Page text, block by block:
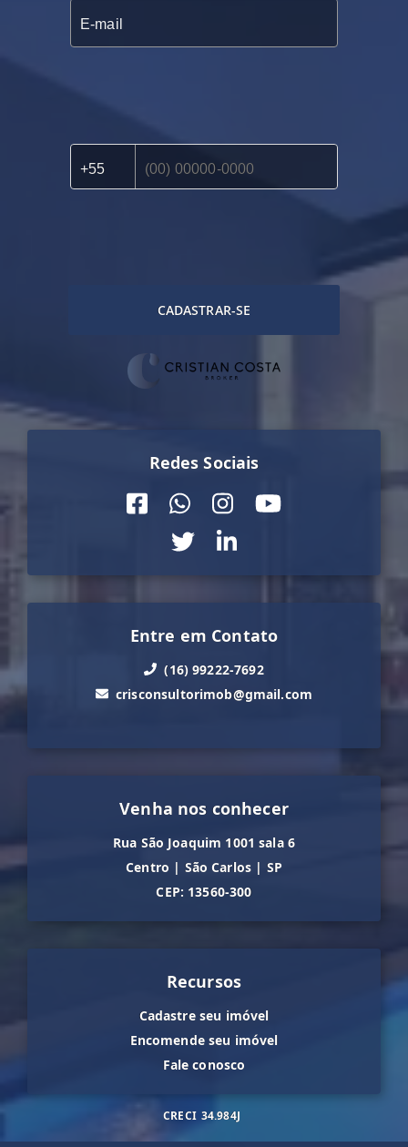
CADASTRAR-SE
Redes Sociais
Entre em Contato
(16) 99222-7692
crisconsultorimob@gmail.com
Venha nos conhecer
Rua São Joaquim 1001 sala 6
Centro | São Carlos | SP
CEP: 13560-300
Recursos
Cadastre seu imóvel
Encomende seu imóvel
Fale conosco
CRECI 34.984J